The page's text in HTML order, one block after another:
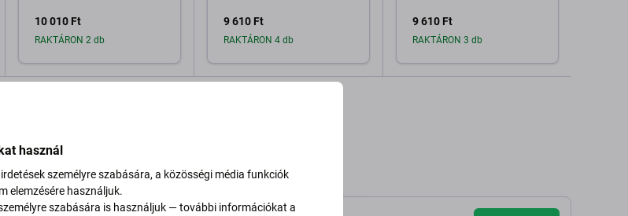
10 010 Ft
RAKTÁRON 2 db
9 610 Ft
RAKTÁRON 4 db
9 610 Ft
RAKTÁRON 3 db
használ
személyre szabására, a közösségi média funkciók
elemzésére használjuk.
szabására is használjuk — további információkat a